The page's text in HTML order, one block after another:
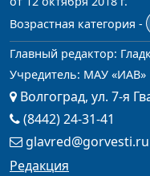
Возрастная категория -
Главный редактор:
Учредитель: МАУ «ИАВ»
Волгоград, ул. 7-я
(8442) 24-31-41
glavred@gorvesti.ru
Редакция